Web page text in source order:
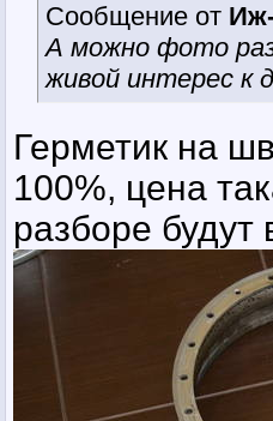
Сообщение от
А можно фото
живой интерес к
Герметик на
100%, цена
разборе будут